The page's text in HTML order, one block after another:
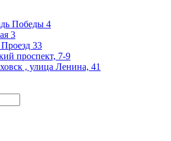
Победы 4
3
33
проспект, 7-9
, улица Ленина, 41